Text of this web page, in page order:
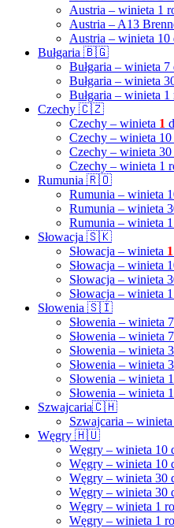
Austria – winieta 1
Austria – A13
Austria – winieta
Bułgaria 🇧🇬
Bułgaria – winieta 7
Bułgaria – winieta
Bułgaria – winieta 1
Czechy 🇨🇿
Czechy – winieta 1
Czechy – winieta 10
Czechy – winieta 30
Czechy – winieta 1
Rumunia 🇷🇴
Rumunia – winieta
Rumunia – winieta
Rumunia – winieta
Słowacja 🇸🇰
Słowacja – winieta 1
Słowacja – winieta
Słowacja – winieta
Słowacja – winieta
Słowenia 🇸🇮
Słowenia – winieta
Słowenia – winieta
Słowenia – winieta
Słowenia – winieta
Słowenia – winieta
Słowenia – winieta
Szwajcaria🇨🇭
Szwajcaria –
Węgry 🇭🇺
Węgry – winieta 10
Węgry – winieta 10
Węgry – winieta 30
Węgry – winieta 30
Węgry – winieta 1
Węgry – winieta 1